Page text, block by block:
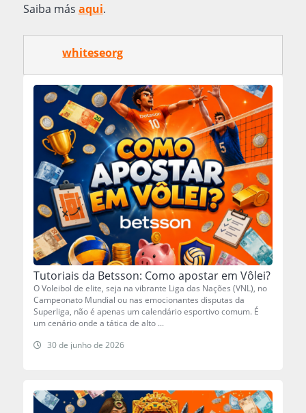
Saiba más aqui.
whiteseorg
Tutoriais da Betsson: Como apostar em Vôlei?
O Voleibol de elite, seja na vibrante Liga das Nações (VNL), no
Campeonato Mundial ou nas emocionantes disputas da
Superliga, não é apenas um calendário esportivo comum. É
um cenário onde a tática de alto ...
30 de junho de 2026